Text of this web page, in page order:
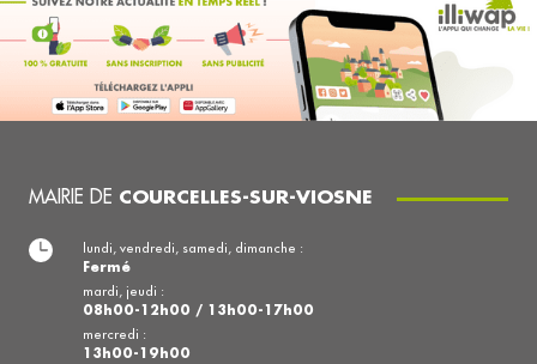
MAIRIE DE COURCELLES-SUR-VIOSNE
lundi, vendredi, samedi, dimanche :
Fermé
mardi, jeudi :
08h00-12h00 / 13h00-17h00
mercredi :
13h00-19h00